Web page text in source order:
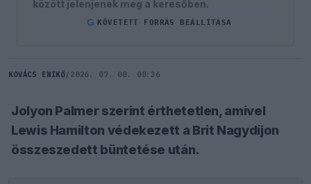
között jelenjenek meg a keresőben.
G KÖVETETT FORRÁS BEÁLLÍTÁSA
KOVÁCS ENIKŐ/ 2026. 07. 08. 08:36
Jolyon Palmer szerint érthetetlen, amivel
Lewis Hamilton védekezett a Brit Nagydíjon
összeszedett büntetése után.